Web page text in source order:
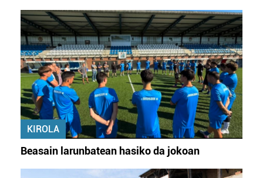
KIROLA
Beasain larunbatean hasiko da jokoan